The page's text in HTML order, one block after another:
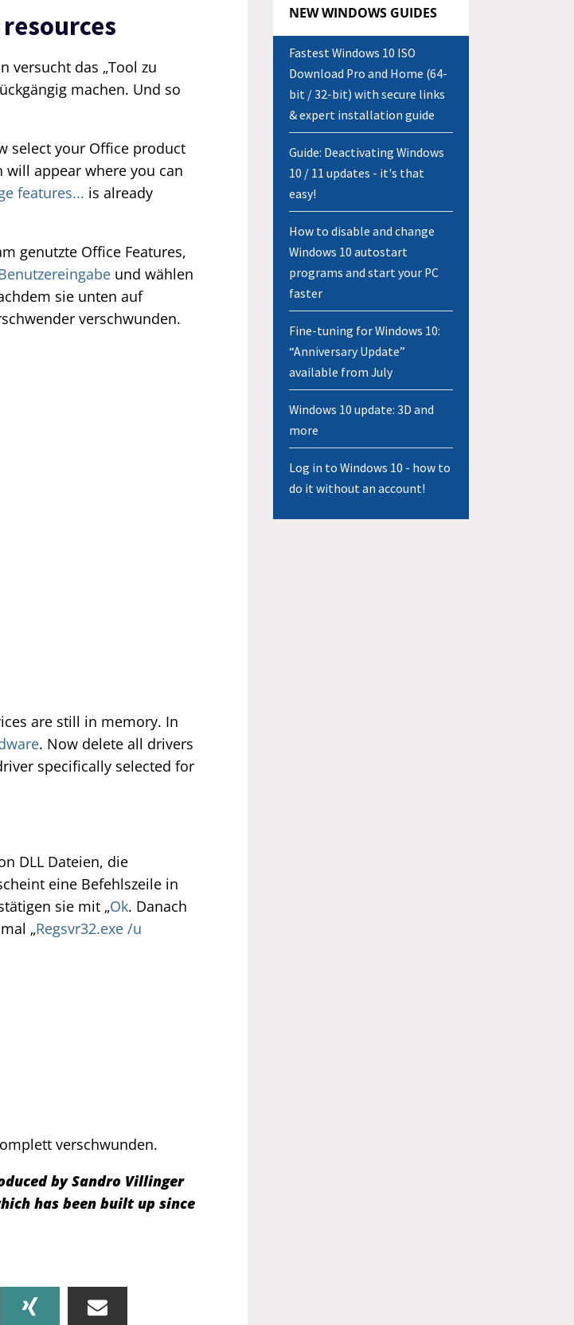
versucht das „Tool zu
machen. Und so
select your Office product
appear where you can
features... is already
genutzte Office Features,
und wählen
sie unten auf
verschwunden.
are still in memory. In
. Now delete all drivers
specifically selected for
DLL Dateien, die
eine Befehlszeile in
sie mit „Ok. Danach
„Regsvr32.exe /u
verschwunden.
by Sandro Villinger
has been built up since
NEW WINDOWS GUIDES
Fastest Windows 10 ISO
Download Pro and Home (64-
bit / 32-bit) with secure links
& expert installation guide
Guide: Deactivating Windows
10 / 11 updates - it's that
easy!
How to disable and change
Windows 10 autostart
programs and start your PC
faster
Fine-tuning for Windows 10:
“Anniversary Update”
available from July
Windows 10 update: 3D and
more
Log in to Windows 10 - how to
do it without an account!